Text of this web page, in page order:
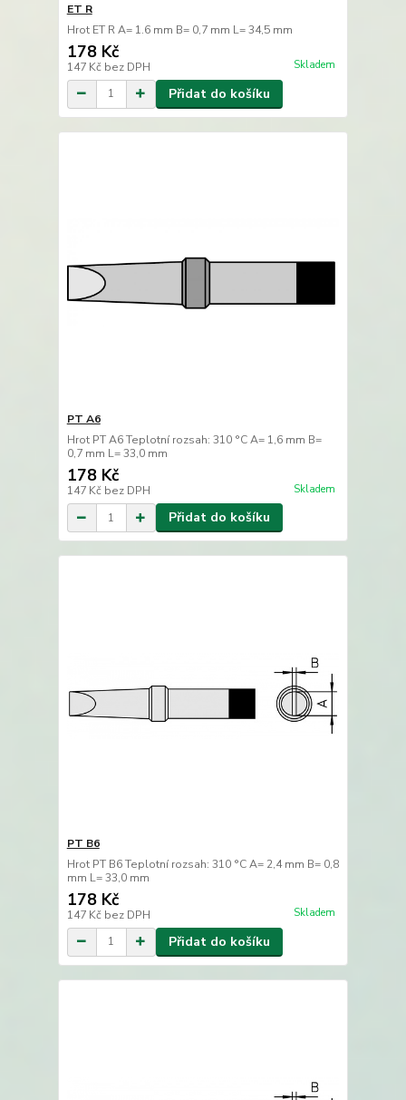
ET R
Hrot ET R A= 1.6 mm B= 0,7 mm L= 34,5 mm
178 Kč
147 Kč bez DPH Skladem
Přidat do košíku
PT A6
Hrot PT A6 Teplotní rozsah: 310 °C A= 1,6 mm B=
0,7 mm L= 33,0 mm
178 Kč
147 Kč bez DPH Skladem
Přidat do košíku
PT B6
Hrot PT B6 Teplotní rozsah: 310 °C A= 2,4 mm B= 0,8
mm L= 33,0 mm
178 Kč
147 Kč bez DPH Skladem
Přidat do košíku